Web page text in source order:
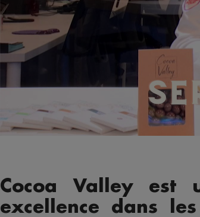
Cocoa Valley est
excellence dans